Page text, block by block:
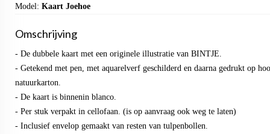
Model: Kaart Joehoe
Omschrijving
- De dubbele kaart met een originele illustratie van BINTJE.
- Getekend met pen, met aquarelverf geschilderd en daarna gedrukt op
natuurkarton.
- De kaart is binnenin blanco.
- Per stuk verpakt in cellofaan. (is op aanvraag ook weg te laten)
- Inclusief envelop gemaakt van resten van tulpenbollen.